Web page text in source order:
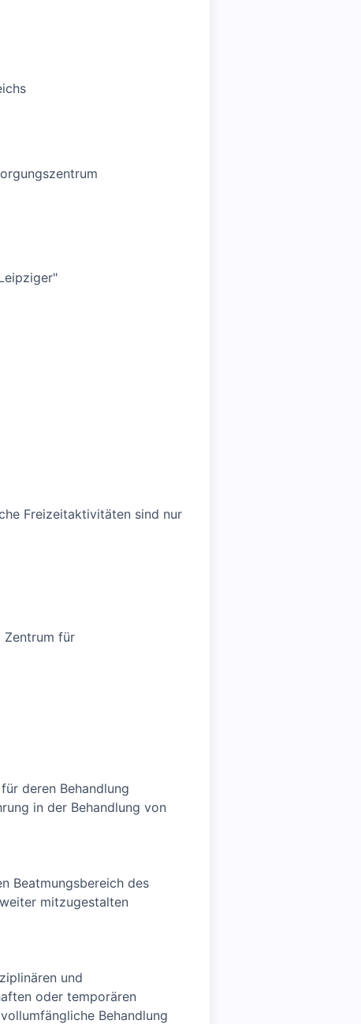
Freizeitaktivitäten sind nur
Zentrum für
deren Behandlung
in der Behandlung von
Beatmungsbereich des
mitzugestalten
und
oder temporären
Behandlung